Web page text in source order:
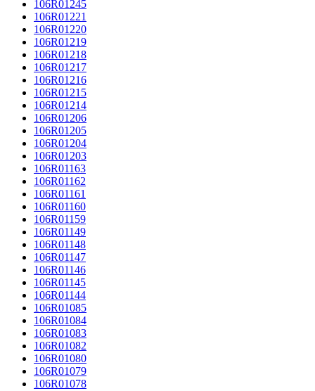
106R01245
106R01221
106R01220
106R01219
106R01218
106R01217
106R01216
106R01215
106R01214
106R01206
106R01205
106R01204
106R01203
106R01163
106R01162
106R01161
106R01160
106R01159
106R01149
106R01148
106R01147
106R01146
106R01145
106R01144
106R01085
106R01084
106R01083
106R01082
106R01080
106R01079
106R01078